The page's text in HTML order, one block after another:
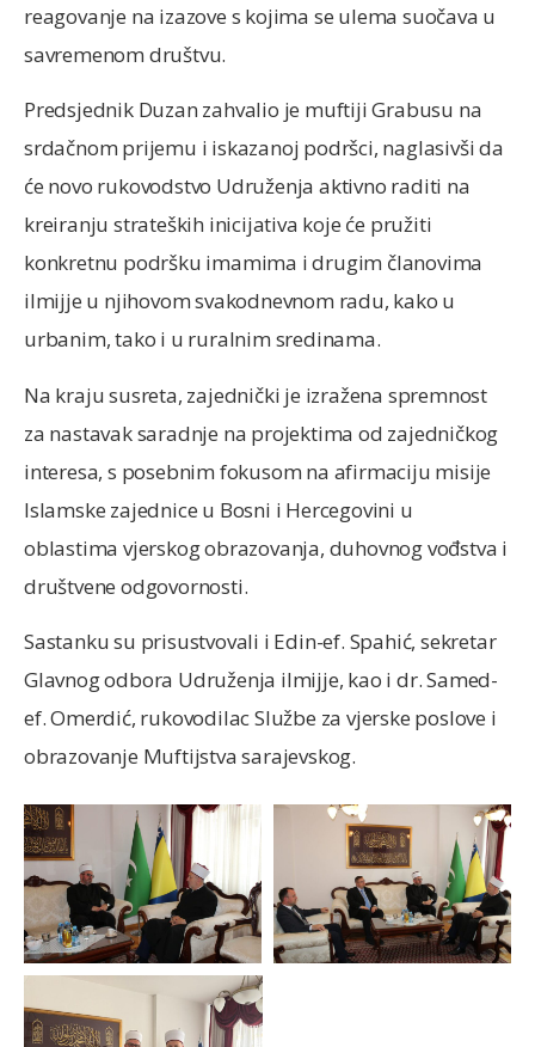
reagovanje na izazove s kojima se ulema suočava u
savremenom društvu.
Predsjednik Duzan zahvalio je muftiji Grabusu na
srdačnom prijemu i iskazanoj podršci, naglasivši da
će novo rukovodstvo Udruženja aktivno raditi na
kreiranju strateških inicijativa koje će pružiti
konkretnu podršku imamima i drugim članovima
ilmijje u njihovom svakodnevnom radu, kako u
urbanim, tako i u ruralnim sredinama.
Na kraju susreta, zajednički je izražena spremnost
za nastavak saradnje na projektima od zajedničkog
interesa, s posebnim fokusom na afirmaciju misije
Islamske zajednice u Bosni i Hercegovini u
oblastima vjerskog obrazovanja, duhovnog vođstva i
društvene odgovornosti.
Sastanku su prisustvovali i Edin-ef. Spahić, sekretar
Glavnog odbora Udruženja ilmijje, kao i dr. Samed-
ef. Omerdić, rukovodilac Službe za vjerske poslove i
obrazovanje Muftijstva sarajevskog.